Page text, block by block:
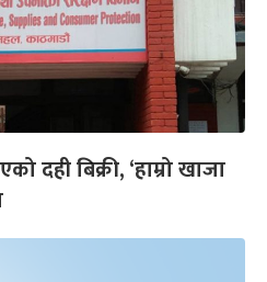
दही बिक्री, ‘हाम्रो खाजा